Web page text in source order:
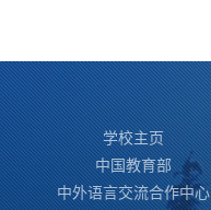
学校主页
中国教育部
中外语言交流合作中心